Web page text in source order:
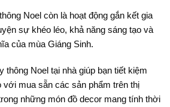
Noel còn là hoạt động gắn kết gia
sự khéo léo, khả năng sáng tạo và
của mùa Giáng Sinh.
thông Noel tại nhà giúp bạn tiết kiệm
mua sẵn các sản phẩm trên thị
những món đồ decor mang tính thời